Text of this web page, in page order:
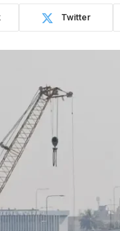
Twitter